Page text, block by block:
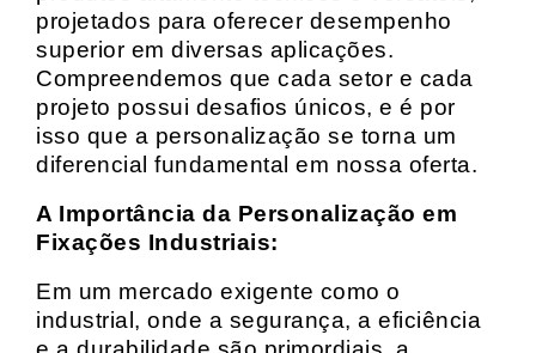
projetados para oferecer desempenho
superior em diversas aplicações.
Compreendemos que cada setor e cada
projeto possui desafios únicos, e é por
isso que a personalização se torna um
diferencial fundamental em nossa oferta.
A Importância da Personalização em
Fixações Industriais:
Em um mercado exigente como o
industrial, onde a segurança, a eficiência